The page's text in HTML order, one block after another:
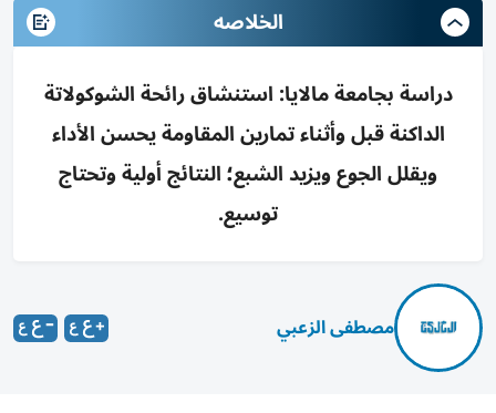
الخلاصه
دراسة بجامعة مالايا: استنشاق رائحة الشوكولاتة
الداكنة قبل وأثناء تمارين المقاومة يحسن الأداء
ويقلل الجوع ويزيد الشبع؛ النتائج أولية وتحتاج
توسيع.
مصطفى الزعبي